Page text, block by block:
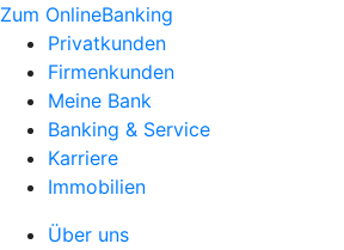
Zum OnlineBanking
Privatkunden
Firmenkunden
Meine Bank
Banking & Service
Karriere
Immobilien
Über uns